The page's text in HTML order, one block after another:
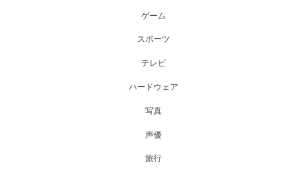
ゲーム
スポーツ
テレビ
ハードウェア
写真
声優
旅行